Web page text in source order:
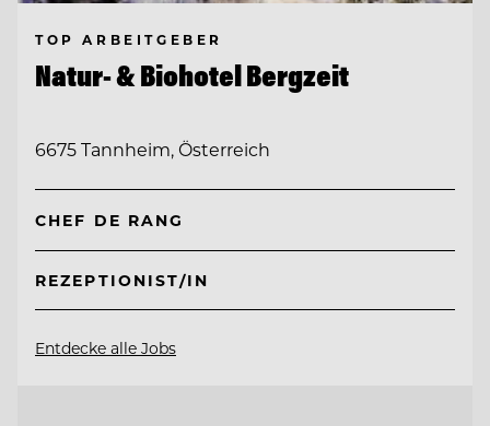
TOP ARBEITGEBER
Natur- & Biohotel Bergzeit
6675 Tannheim, Österreich
CHEF DE RANG
REZEPTIONIST/IN
Entdecke alle Jobs